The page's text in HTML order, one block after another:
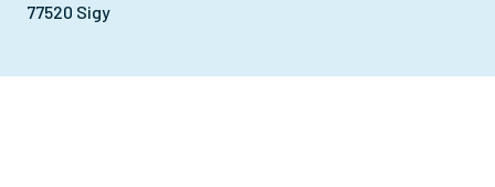
77520 Sigy